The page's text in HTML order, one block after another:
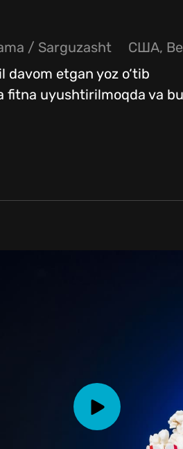
/ Sarguzasht США,
davom etgan yoz o‘tib
fitna uyushtirilmoqda va